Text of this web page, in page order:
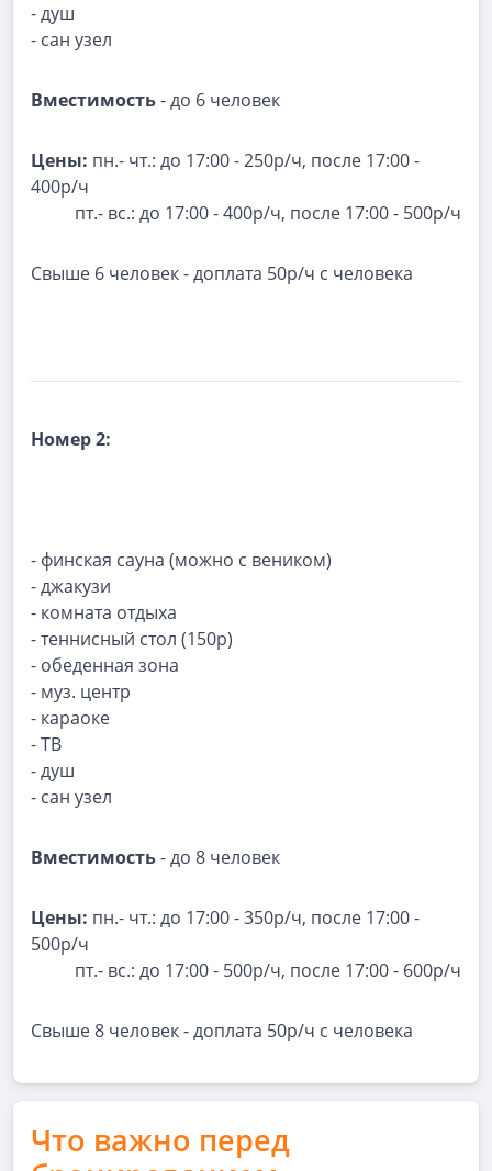
- душ
- сан узел
Вместимость- до 6 человек
Цены: пн.- чт.: до 17:00 - 250р/ч, после 17:00 -
400р/ч
пт.- вс.: до 17:00 - 400р/ч, после 17:00 - 500р/ч
Свыше 6 человек - доплата 50р/ч с человека
Номер 2:
- финская сауна (можно с веником)
- джакузи
- комната отдыха
- теннисный стол (150р)
- обеденная зона
- муз. центр
- караоке
- ТВ
- душ
- сан узел
Вместимость- до 8 человек
Цены: пн.- чт.: до 17:00 - 350р/ч, после 17:00 -
500р/ч
пт.- вс.: до 17:00 - 500р/ч, после 17:00 - 600р/ч
Свыше 8 человек - доплата 50р/ч с человека
Что важно перед